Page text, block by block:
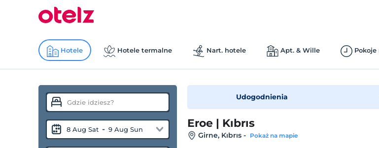
Hotele Hotele termalne Nart. hotele Apt. & Wille
8 Aug Sat - 9 Aug Sun
Udogodnienia
Eroe | Kıbrıs
Girne, Kıbrıs- Pokaż na mapie